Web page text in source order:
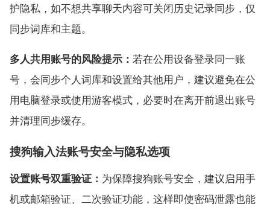
护隐私，如不想共享聊天内容可关闭历史记录同步，仅
同步词库和主题。
多人共用账号的风险提示： 若在公用设备登录同一账
号，会同步个人词库和设置给其他用户，建议避免在公
用电脑登录或使用游客模式，必要时在离开前退出账号
并清理同步缓存。
搜狗输入法账号安全与隐私选项
设置账号双重验证： 为保障搜狗账号安全，建议启用手
机或邮箱验证、二次验证功能，这样即使密码泄露也能